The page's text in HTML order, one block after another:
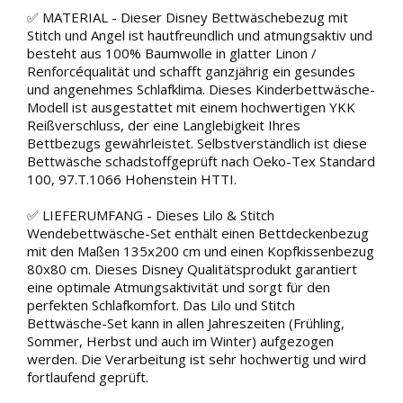
✅ MATERIAL - Dieser Disney Bettwäschebezug mit
Stitch und Angel ist hautfreundlich und atmungsaktiv und
besteht aus 100% Baumwolle in glatter Linon /
Renforcéqualität und schafft ganzjährig ein gesundes
und angenehmes Schlafklima. Dieses Kinderbettwäsche-
Modell ist ausgestattet mit einem hochwertigen YKK
Reißverschluss, der eine Langlebigkeit Ihres
Bettbezugs gewährleistet. Selbstverständlich ist diese
Bettwäsche schadstoffgeprüft nach Oeko-Tex Standard
100, 97.T.1066 Hohenstein HTTI.
✅ LIEFERUMFANG - Dieses Lilo & Stitch
Wendebettwäsche-Set enthält einen Bettdeckenbezug
mit den Maßen 135x200 cm und einen Kopfkissenbezug
80x80 cm. Dieses Disney Qualitätsprodukt garantiert
eine optimale Atmungsaktivität und sorgt für den
perfekten Schlafkomfort. Das Lilo und Stitch
Bettwäsche-Set kann in allen Jahreszeiten (Frühling,
Sommer, Herbst und auch im Winter) aufgezogen
werden. Die Verarbeitung ist sehr hochwertig und wird
fortlaufend geprüft.